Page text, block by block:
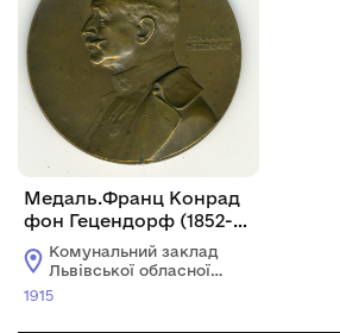
Медаль.Франц Конрад
фон Гецендорф (1852-
1925)Комунальний заклад
Львівської обласної
ради "Львівський
1915